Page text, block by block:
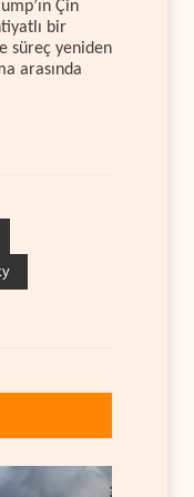
Çin
bir
süreç yeniden
arasında